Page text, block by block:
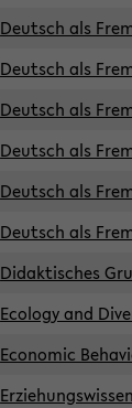
Deutsch als
Deutsch als
Deutsch als
Deutsch als
Deutsch als
Deutsch als
Didaktisches
Ecology and
Economic